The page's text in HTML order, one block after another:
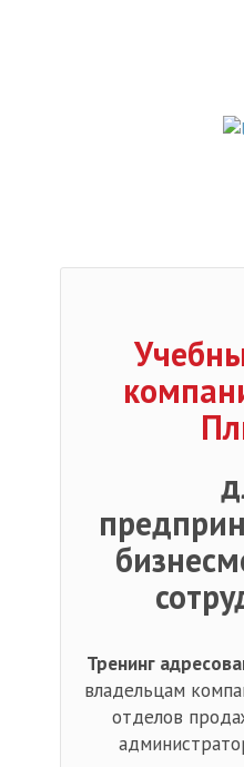
Тренинг
владельцам
отделов